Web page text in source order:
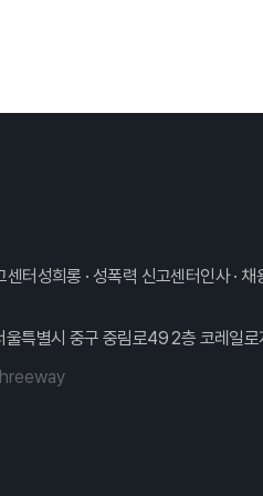
센터성희롱 · 성폭력 신고센터인사 ·
울특별시 중구 중림로49 2층 코레일로